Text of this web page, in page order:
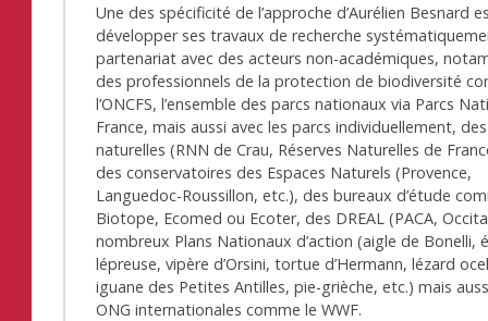
Une des spécificité de l’approche d’Aurélien Besnard
développer ses travaux de recherche
partenariat avec des acteurs non-académiques,
des professionnels de la protection de biodiversité
l’ONCFS, l’ensemble des parcs nationaux via Parcs
France, mais aussi avec les parcs individuellement,
naturelles (RNN de Crau, Réserves Naturelles de
des conservatoires des Espaces Naturels (Provence,
Languedoc-Roussillon, etc.), des bureaux d’étude
Biotope, Ecomed ou Ecoter, des DREAL (PACA,
nombreux Plans Nationaux d’action (aigle de Bonelli,
lépreuse, vipère d’Orsini, tortue d’Hermann, lézard
iguane des Petites Antilles, pie-grièche, etc.) mais
ONG internationales comme le WWF.